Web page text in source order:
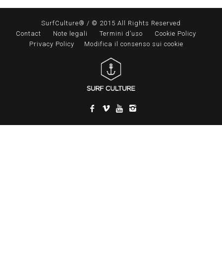
SurfCulture® / © 2015 All Rights Reserved
Contact
Note legali Termini d’uso
Cookie Policy
Privacy Policy
Modifica il consenso sui cookie